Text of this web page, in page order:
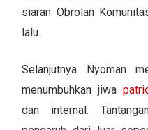
siaran Obrolan
lalu.
Selanjutnya Nyoman
menumbuhkan jiwa
dan internal.